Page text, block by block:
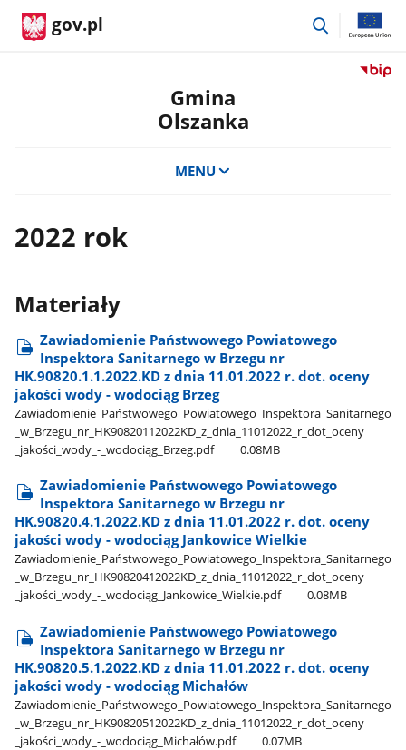
gov.pl
przejdź
Przejdź
Gmina
Olszanka
MENU
2022 rok
Materiały
Zawiadomienie Państwowego Powiatowego
Inspektora Sanitarnego w Brzegu nr
HK.90820.1.1.2022.KD z dnia 11.01.2022 r. dot. oceny
jakości wody - wodociąg Brzeg
Zawiadomienie​_Państwowego​_Powiatowego​_Inspektora​_Sanitarnego​
_w​_Brzegu​_nr​_HK90820112022KD​_z​_dnia​_11012022​_r​_dot​_oceny​
_jakości​_wody​_-​_wodociąg​_Brzeg.pdf
0.08MB
Zawiadomienie Państwowego Powiatowego
Inspektora Sanitarnego w Brzegu nr
HK.90820.4.1.2022.KD z dnia 11.01.2022 r. dot. oceny
jakości wody - wodociąg Jankowice Wielkie
Zawiadomienie​_Państwowego​_Powiatowego​_Inspektora​_Sanitarnego​
_w​_Brzegu​_nr​_HK90820412022KD​_z​_dnia​_11012022​_r​_dot​_oceny​
_jakości​_wody​_-​_wodociąg​_Jankowice​_Wielkie.pdf
0.08MB
Zawiadomienie Państwowego Powiatowego
Inspektora Sanitarnego w Brzegu nr
HK.90820.5.1.2022.KD z dnia 11.01.2022 r. dot. oceny
jakości wody - wodociąg Michałów
Zawiadomienie​_Państwowego​_Powiatowego​_Inspektora​_Sanitarnego​
_w​_Brzegu​_nr​_HK90820512022KD​_z​_dnia​_11012022​_r​_dot​_oceny​
_jakości​_wody​_-​_wodociąg​_Michałów.pdf
0.07MB